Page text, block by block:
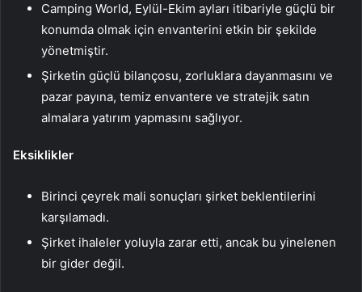
Camping World, Eylül-Ekim ayları itibariyle güçlü bir
konumda olmak için envanterini etkin bir şekilde
yönetmiştir.
Şirketin güçlü bilançosu, zorluklara dayanmasını ve
pazar payına, temiz envantere ve stratejik satın
almalara yatırım yapmasını sağlıyor.
Eksiklikler
Birinci çeyrek mali sonuçları şirket beklentilerini
karşılamadı.
Şirket ihaleler yoluyla zarar etti, ancak bu yinelenen
bir gider değil.